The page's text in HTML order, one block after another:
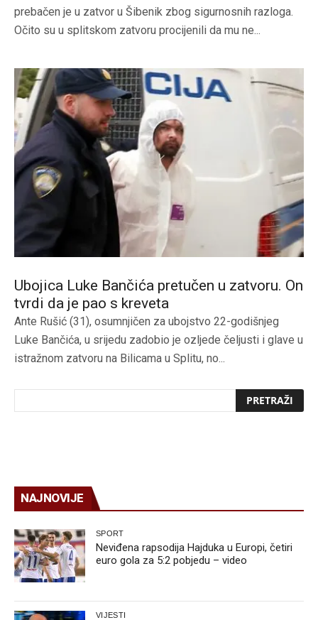
prebačen je u zatvor u Šibenik zbog sigurnosnih razloga.
Očito su u splitskom zatvoru procijenili da mu ne...
Ubojica Luke Bančića pretučen u zatvoru. On
tvrdi da je pao s kreveta
Ante Rušić (31), osumnjičen za ubojstvo 22-godišnjeg
Luke Bančića, u srijedu zadobio je ozljede čeljusti i glave u
istražnom zatvoru na Bilicama u Splitu, no...
NAJNOVIJE
SPORT
Neviđena rapsodija Hajduka u Europi, četiri
euro gola za 5:2 pobjedu – video
VIJESTI